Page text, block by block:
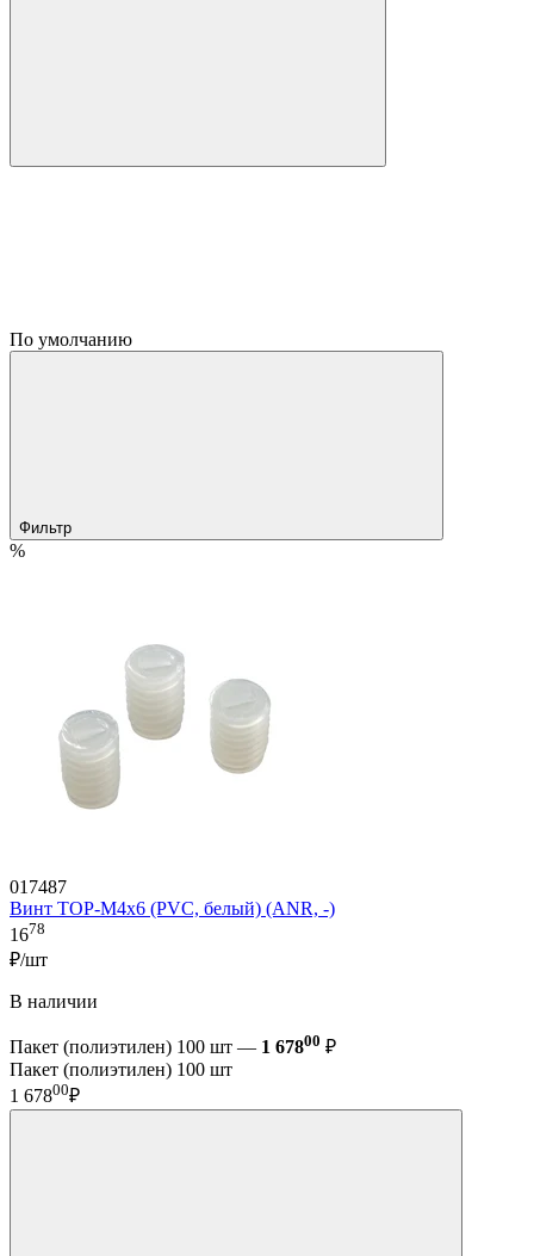
По умолчанию
Фильтр
%
017487
Винт TOP-M4x6 (PVC, белый) (ANR, -)
1678
₽/шт
В наличии
Пакет (полиэтилен) 100 шт — 1 67800 ₽
Пакет (полиэтилен) 100 шт
1 67800₽